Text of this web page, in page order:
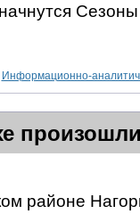
Информационно-
районе